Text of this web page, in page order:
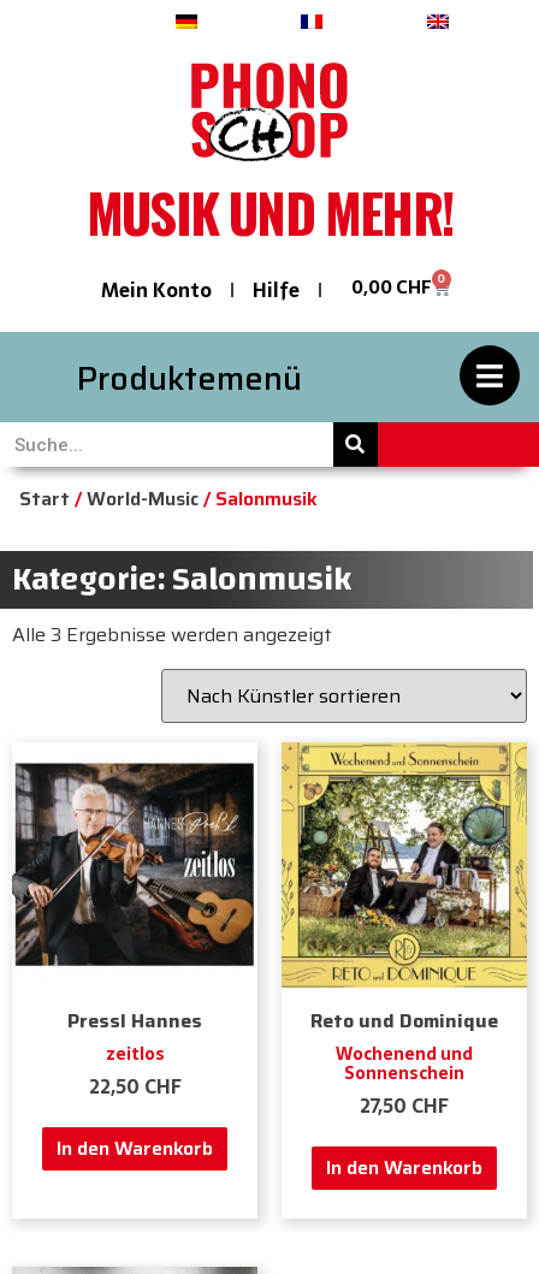
MUSIK UND MEHR!
Mein Konto Hilfe 0,00CHF 0
Produktemenü
Start /World-Music/ Salonmusik
Kategorie: Salonmusik
Alle 3 Ergebnisse werden angezeigt
Pressl Hannes
zeitlos
22,50 CHF
In den Warenkorb
Reto und Dominique
Wochenend und
Sonnenschein
27,50 CHF
In den Warenkorb